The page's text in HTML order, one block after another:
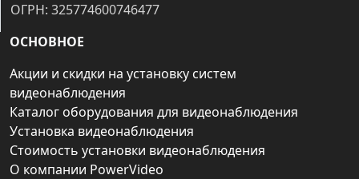
ОГРН: 325774600746477
ОСНОВНОЕ
Акции и скидки на установку систем
видеонаблюдения
Каталог оборудования для видеонаблюдения
Установка видеонаблюдения
Стоимость установки видеонаблюдения
О компании PowerVideo